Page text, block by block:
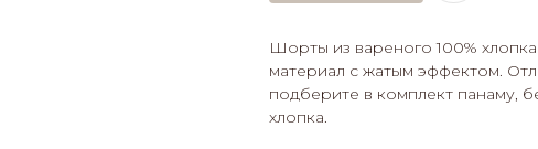
Шорты из вареного 100%
материал с жатым эффектом.
подберите в комплект панаму,
хлопка.